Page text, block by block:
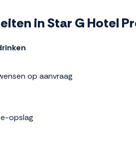
in Star G Hotel
op aanvraag
opslag